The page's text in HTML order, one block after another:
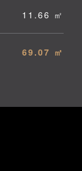
11.66 ㎡
69.07 ㎡